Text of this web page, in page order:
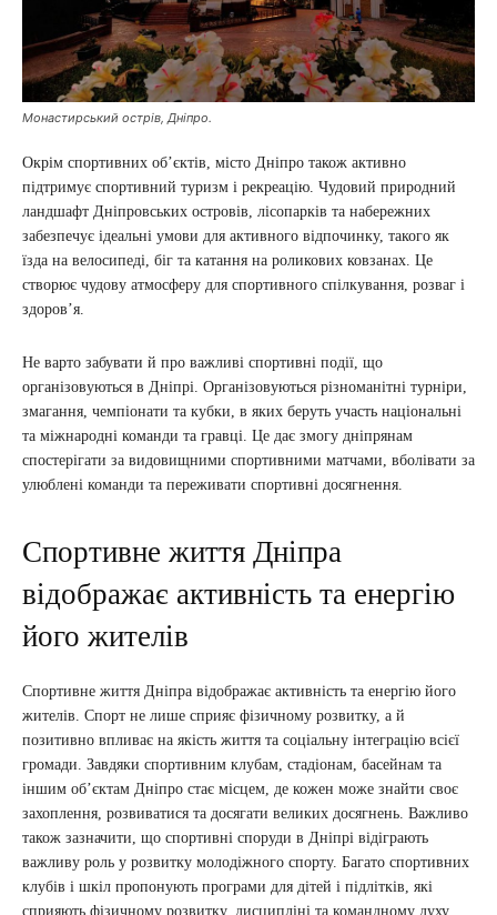
Монастирський острів, Дніпро.
Окрім спортивних об’єктів, місто Дніпро також активно
підтримує спортивний туризм і рекреацію. Чудовий природний
ландшафт Дніпровських островів, лісопарків та набережних
забезпечує ідеальні умови для активного відпочинку, такого як
їзда на велосипеді, біг та катання на роликових ковзанах. Це
створює чудову атмосферу для спортивного спілкування, розваг і
здоров’я.
Не варто забувати й про важливі спортивні події, що
організовуються в Дніпрі. Організовуються різноманітні турніри,
змагання, чемпіонати та кубки, в яких беруть участь національні
та міжнародні команди та гравці. Це дає змогу дніпрянам
спостерігати за видовищними спортивними матчами, вболівати за
улюблені команди та переживати спортивні досягнення.
Спортивне життя Дніпра
відображає активність та енергію
його жителів
Спортивне життя Дніпра відображає активність та енергію його
жителів. Спорт не лише сприяє фізичному розвитку, а й
позитивно впливає на якість життя та соціальну інтеграцію всієї
громади. Завдяки спортивним клубам, стадіонам, басейнам та
іншим об’єктам Дніпро стає місцем, де кожен може знайти своє
захоплення, розвиватися та досягати великих досягнень. Важливо
також зазначити, що спортивні споруди в Дніпрі відіграють
важливу роль у розвитку молодіжного спорту. Багато спортивних
клубів і шкіл пропонують програми для дітей і підлітків, які
сприяють фізичному розвитку, дисципліні та командному духу.